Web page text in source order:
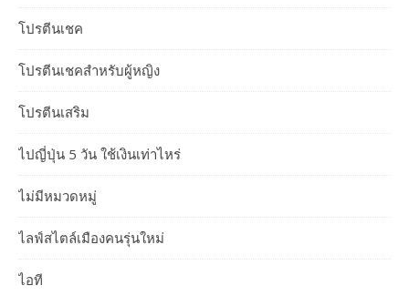
โปรตีนเชค
โปรตีนเชคสำหรับผู้หญิง
โปรตีนเสริม
ไปญี่ปุ่น 5 วัน ใช้เงินเท่าไหร่
ไม่มีหมวดหมู่
ไลฟ์สไตล์เมืองคนรุ่นใหม่
ไอที